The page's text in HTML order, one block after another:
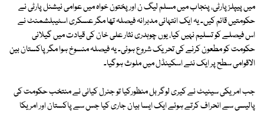
میں پیپلزپارٹی، پنجاب میں مسلم لیگ ن اور پختون خواہ میں عوامی نیشنل پارٹی نے
حکومتیں قائم کیں۔ یہ ایک انتہائی مدبرانہ فیصلہ تھا مگر عسکری اسٹیبلشمنٹ نے
اس فیصلے کو تسلیم نہیں کیا، یوں چوہدری نثار علی خان کی قیادت میں گیلانی
حکومت کو مطعون کرنے کی تحریک شروع ہوئی۔ یہ فیصلہ منسوخ ہوا مگر پاکستان بین
الاقوامی سطح پر ایک نئے اسکینڈل میں ملوث ہوگیا۔
جب امریکی سینیٹ نے کیری لوگر بل منظورکیا تو جنرل کیانی نے منتخب حکومت کی
پالیسی سے انحراف کرتے ہوئے ایک ایسا بیان جاری کیا جس سے پاکستان اور امریکا